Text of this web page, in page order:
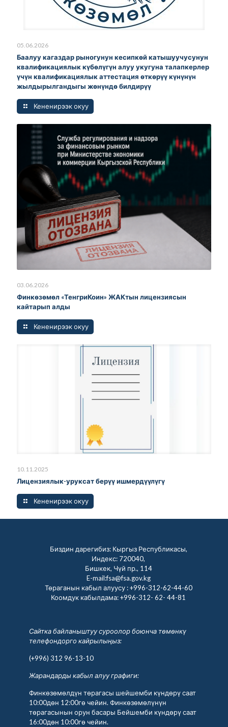
05.06.2026
Баалуу кагаздар рыногунун кесипкөй катышуучусунун
квалификациялык күбөлүгүн алуу укугуна талапкерлер
үчүн квалификациялык аттестация өткөрүү күнүнүн
жылдырылгандыгы жөнүндө билдирүү
Кененирээк окуу
03.06.2026
Финкөзөмөл «ТенгриКоин» ЖАКтын лицензиясын
кайтарып алды
Кененирээк окуу
10.11.2025
Лицензиялык-уруксат берүү ишмердүүлүгү
Кененирээк окуу
Биздин дарегибиз: Кыргыз Республикасы,
Индекс: 720040,
Бишкек, Чүй пр., 114
E-mail:fsa@fsa.gov.kg
Төраганын кабыл алуусу :+996-312-62-44-60
Коомдук кабылдама:+996-312- 62- 44-81
Сайтка байланыштуу суроолор боюнча төмөнкү
телефондорго кайрылыңыз:
(+996) 312 96-13-10
Жарандарды кабыл алуу графиги:
Финкөзөмөлдүн төрагасы шейшемби күндөрү саат
10:00дөн 12:00гө чейин. Финкөзөмөлүнүн
төрагасынын орун басары Бейшемби күндөрү саат
16:00дөн 10:00гө чейин.